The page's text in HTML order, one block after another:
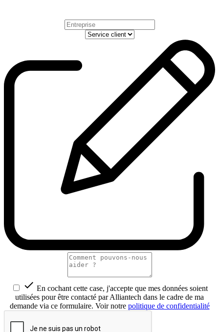
 En cochant cette case, j'accepte que mes données soient
utilisées pour être contacté par Alliantech dans le cadre de ma
demande via ce formulaire. Voir notre politique de confidentialité